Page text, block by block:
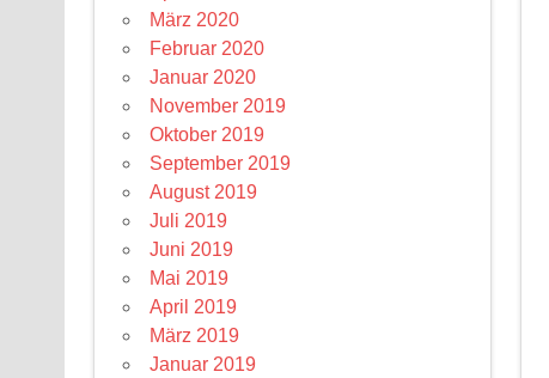
März 2020
Februar 2020
Januar 2020
November 2019
Oktober 2019
September 2019
August 2019
Juli 2019
Juni 2019
Mai 2019
April 2019
März 2019
Januar 2019